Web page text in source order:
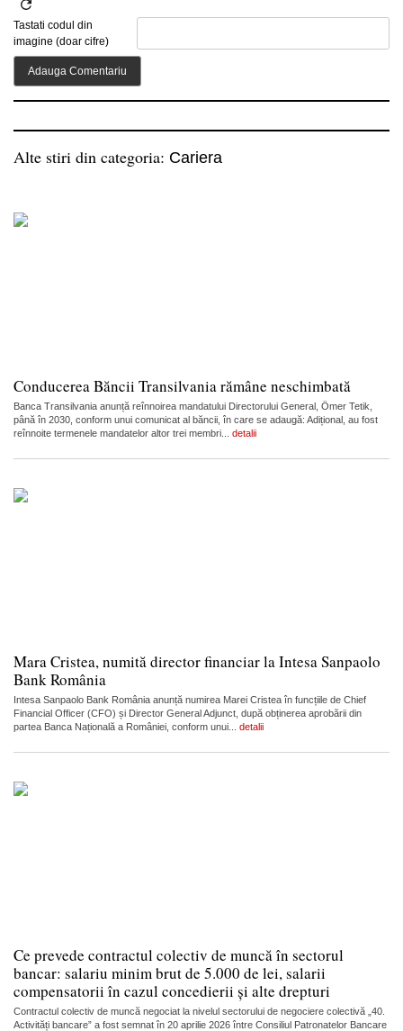
Tastati codul din
imagine (doar cifre)
Alte stiri din categoria: Cariera
Conducerea Băncii Transilvania rămâne neschimbată
Banca Transilvania anunță reînnoirea mandatului Directorului General, Ömer Tetik,
până în 2030, conform unui comunicat al băncii, în care se adaugă: Adițional, au fost
reînnoite termenele mandatelor altor trei membri... detalii
Mara Cristea, numită director financiar la Intesa Sanpaolo
Bank România
Intesa Sanpaolo Bank România anunță numirea Marei Cristea în funcțiile de Chief
Financial Officer (CFO) și Director General Adjunct, după obținerea aprobării din
partea Banca Națională a României, conform unui... detalii
Ce prevede contractul colectiv de muncă în sectorul
bancar: salariu minim brut de 5.000 de lei, salarii
compensatorii în cazul concedierii și alte drepturi
Contractul colectiv de muncă negociat la nivelul sectorului de negociere colectivă „40.
Activități bancare” a fost semnat în 20 aprilie 2026 între Consiliul Patronatelor Bancare